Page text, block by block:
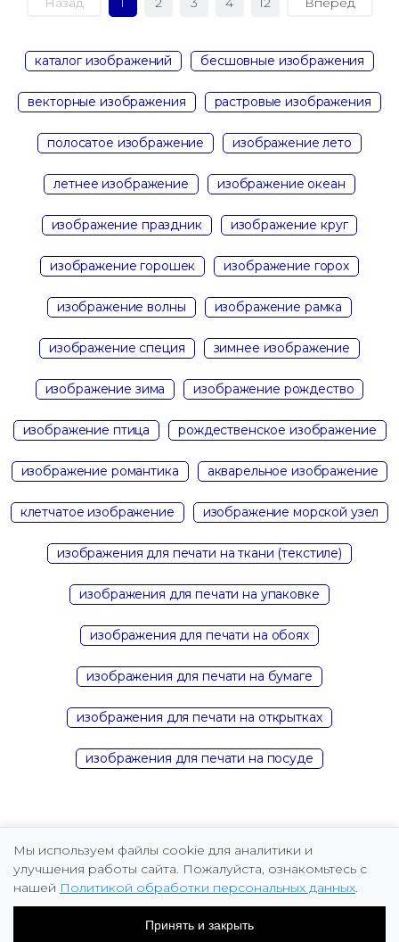
каталог изображений бесшовные изображения
векторные изображения растровые изображения
полосатое изображение изображение лето
летнее изображение изображение океан
изображение праздник изображение круг
изображение горошек изображение горох
изображение волны изображение рамка
изображение специя зимнее изображение
изображение зима изображение рождество
изображение птица рождественское изображение
изображение романтика акварельное изображение
клетчатое изображение изображение морской узел
изображения для печати на ткани (текстиле)
изображения для печати на упаковке
изображения для печати на обоях
изображения для печати на бумаге
изображения для печати на открытках
изображения для печати на посуде
Copyright © 2026 Marina Fomicheva
Мы используем файлы cookie для аналитики и
улучшения работы сайта. Пожалуйста, ознакомьтесь с
нашей Политикой обработки персональных данных.
Принять и закрыть